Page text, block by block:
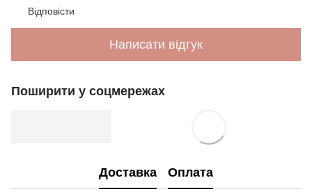
Відповісти
Написати відгук
Поширити у соцмережах
Доставка Оплата